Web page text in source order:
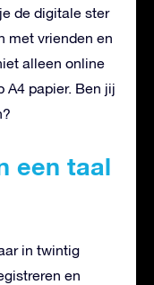
de digitale ster
met vrienden en
alleen online
A4 papier. Ben jij
een taal
in twintig
en